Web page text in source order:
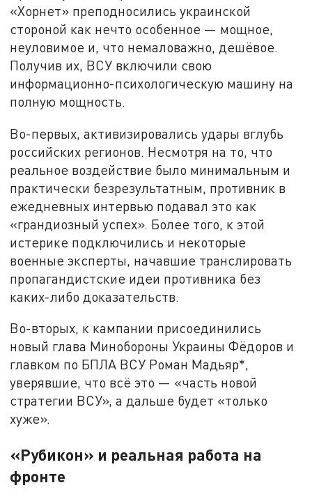
«Хорнет» преподносились украинской
стороной как нечто особенное — мощное,
неуловимое и, что немаловажно, дешёвое.
Получив их, ВСУ включили свою
информационно-психологическую машину на
полную мощность.
Во-первых, активизировались удары вглубь
российских регионов. Несмотря на то, что
реальное воздействие было минимальным и
практически безрезультатным, противник в
ежедневных интервью подавал это как
«грандиозный успех». Более того, к этой
истерике подключились и некоторые
военные эксперты, начавшие транслировать
пропагандистские идеи противника без
каких-либо доказательств.
Во-вторых, к кампании присоединились
новый глава Минобороны Украины Фёдоров и
главком по БПЛА ВСУ Роман Мадьяр*,
уверявшие, что всё это — «часть новой
стратегии ВСУ», а дальше будет «только
хуже».
«Рубикон» и реальная работа на
фронте